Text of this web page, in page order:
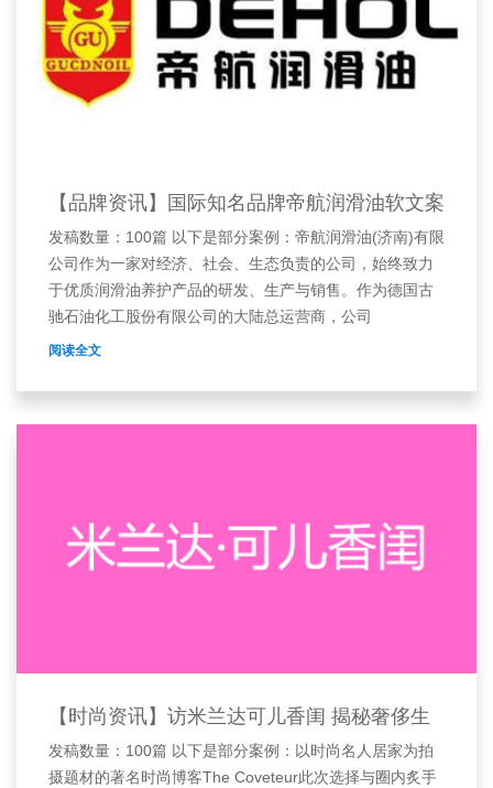
【品牌资讯】国际知名品牌帝航润滑油软文案
发稿数量：100篇 以下是部分案例：帝航润滑油(济南)有限
公司作为一家对经济、社会、生态负责的公司，始终致力
于优质润滑油养护产品的研发、生产与销售。作为德国古
驰石油化工股份有限公司的大陆总运营商，公司
阅读全文
【时尚资讯】访米兰达可儿香闺 揭秘奢侈生
发稿数量：100篇 以下是部分案例：以时尚名人居家为拍
摄题材的著名时尚博客The Coveteur此次选择与圈内炙手